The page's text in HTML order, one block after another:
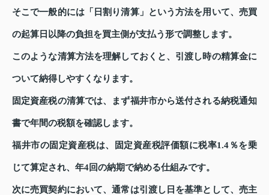
そこで一般的には「日割り清算」という方法を用いて、売買
の起算日以降の負担を買主側が支払う形で調整します。
このような清算方法を理解しておくと、引渡し時の精算金に
ついて納得しやすくなります。
固定資産税の清算では、まず福井市から送付される納税通知
書で年間の税額を確認します。
福井市の固定資産税は、固定資産税評価額に税率1.4％を乗
じて算定され、年4回の納期で納める仕組みです。
次に売買契約において、通常は引渡し日を基準として、売主